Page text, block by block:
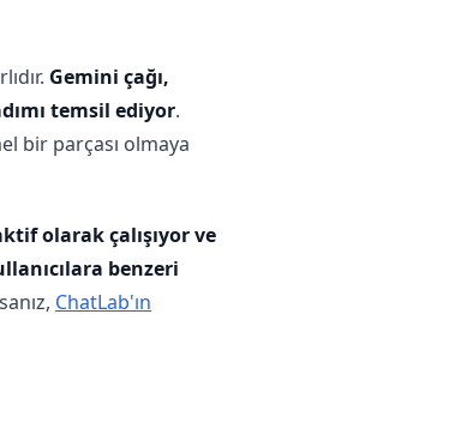
Gemini çağı,
temsil ediyor.
bir parçası olmaya
olarak çalışıyor ve
benzeri
ChatLab'ın